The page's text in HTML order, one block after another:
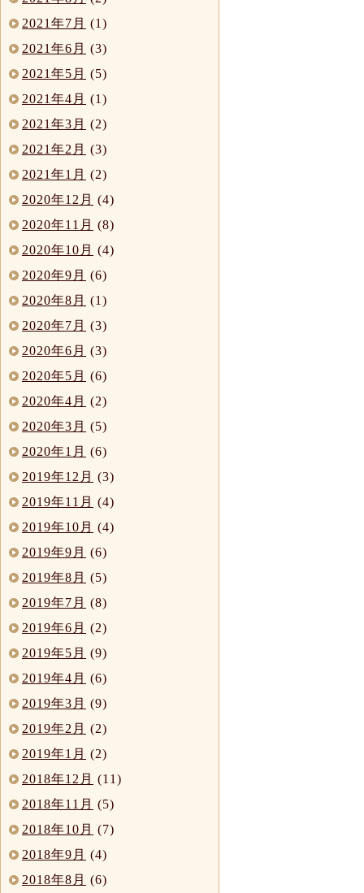
2021年7月 (1)
2021年6月 (3)
2021年5月 (5)
2021年4月 (1)
2021年3月 (2)
2021年2月 (3)
2021年1月 (2)
2020年12月 (4)
2020年11月 (8)
2020年10月 (4)
2020年9月 (6)
2020年8月 (1)
2020年7月 (3)
2020年6月 (3)
2020年5月 (6)
2020年4月 (2)
2020年3月 (5)
2020年1月 (6)
2019年12月 (3)
2019年11月 (4)
2019年10月 (4)
2019年9月 (6)
2019年8月 (5)
2019年7月 (8)
2019年6月 (2)
2019年5月 (9)
2019年4月 (6)
2019年3月 (9)
2019年2月 (2)
2019年1月 (2)
2018年12月 (11)
2018年11月 (5)
2018年10月 (7)
2018年9月 (4)
2018年8月 (6)